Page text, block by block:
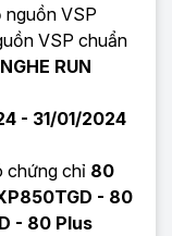
nguồn VSP
VSP chuẩn
RUN
- 31/01/2024
chứng chỉ 80
- 80
- 80 Plus